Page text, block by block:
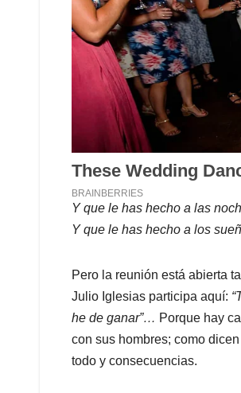
Y que le has hecho a las
Y que le has hecho a los
Pero la reunión está abierta
Julio Iglesias participa aquí:
he de ganar”… Porque hay
con sus hombres; como
todo y consecuencias.